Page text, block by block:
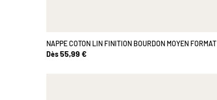
NAPPE COTON LIN FINITION BOURDON MOYEN FORMAT
Dès55,99 €